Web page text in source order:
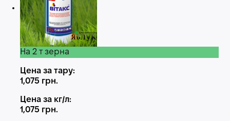
На 2 т зерна
Цена за тару:
1,075 грн.
Цена за кг/л:
1,075 грн.